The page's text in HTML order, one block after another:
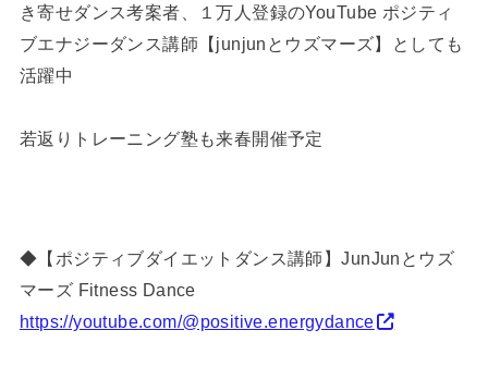
き寄せダンス考案者、１万人登録のYouTube ポジティ
ブエナジーダンス講師【junjunとウズマーズ】としても
活躍中
若返りトレーニング塾も来春開催予定
◆【ポジティブダイエットダンス講師】JunJunとウズ
マーズ Fitness Dance
https://youtube.com/@positive.energydance